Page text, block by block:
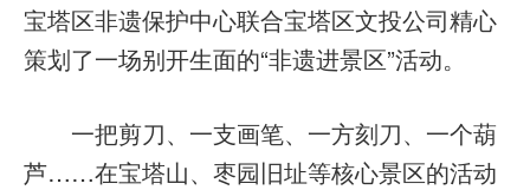
宝塔区非遗保护中心联合宝塔区文投公司精心
策划了一场别开生面的“非遗进景区”活动。
一把剪刀、一支画笔、一方刻刀、一个葫
芦……在宝塔山、枣园旧址等核心景区的活动